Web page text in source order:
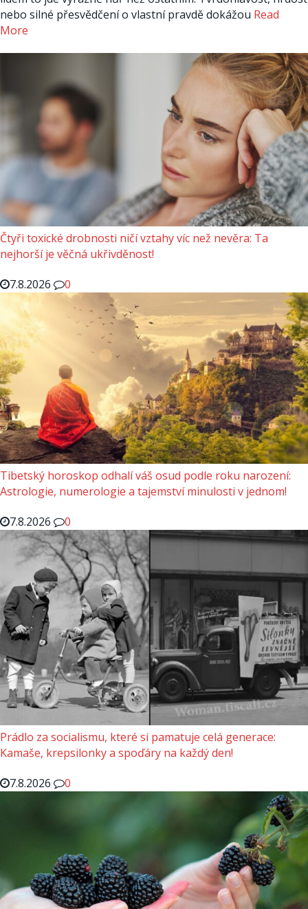
nebo silné přesvědčení o vlastní pravdě dokážou Read
More
Čtyři toxické drobnosti ničí vztahy víc než nevěra: Ta
nejhorší je věčná ukřivděnost!
7.8.2026
0
Tibetský horoskop odhalí váš osud podle roku narození:
Astrologie, numerologie a tajemství minulosti v jednom!
7.8.2026
0
Prádlo za socialismu, které si pamatuje celá generace:
Kamaše, krepsilonky a spoďáry na každý den!
7.8.2026
0